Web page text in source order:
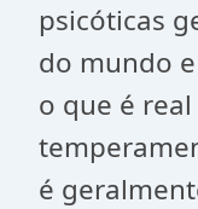
psicóticas
do mundo
o que é
é